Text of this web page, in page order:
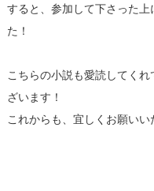
すると、参加して下さった
た！
こちらの小説も愛読してく
ざいます！
これからも、宜しくお願いい